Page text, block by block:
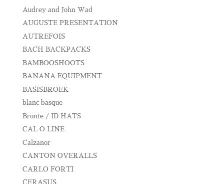
Audrey and John Wad
AUGUSTE PRESENTATION
AUTREFOIS
BACH BACKPACKS
BAMBOOSHOOTS
BANANA EQUIPMENT
BASISBROEK
blanc basque
Bronte / ID HATS
CAL O LINE
Calzanor
CANTON OVERALLS
CARLO FORTI
CERASUS